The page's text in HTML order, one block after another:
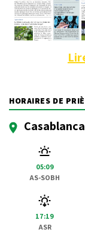
HORAIRES DE
Casablanca
05:09
AS-SOBH
17:19
ASR